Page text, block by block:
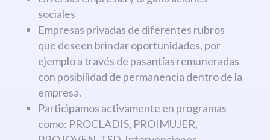
sociales
Empresas privadas de diferentes rubros
que deseen brindar oportunidades, por
ejemplo a través de pasantías remuneradas
con posibilidad de permanencia dentro de la
empresa.
Participamos activamente en programas
como: PROCLADIS, PROIMUJER,